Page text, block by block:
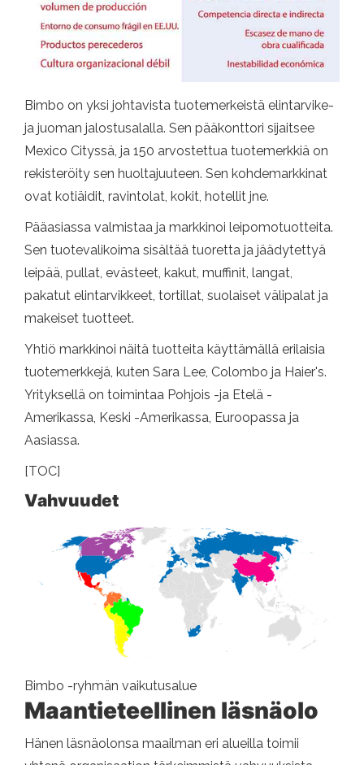
Bimbo on yksi johtavista tuotemerkeistä elintarvike-
ja juoman jalostusalalla. Sen pääkonttori sijaitsee
Mexico Cityssä, ja 150 arvostettua tuotemerkkiä on
rekisteröity sen huoltajuuteen. Sen kohdemarkkinat
ovat kotiäidit, ravintolat, kokit, hotellit jne.
Pääasiassa valmistaa ja markkinoi leipomotuotteita.
Sen tuotevalikoima sisältää tuoretta ja jäädytettyä
leipää, pullat, evästeet, kakut, muffinit, langat,
pakatut elintarvikkeet, tortillat, suolaiset välipalat ja
makeiset tuotteet.
Yhtiö markkinoi näitä tuotteita käyttämällä erilaisia ​​
tuotemerkkejä, kuten Sara Lee, Colombo ja Haier's.
Yrityksellä on toimintaa Pohjois -ja Etelä -
Amerikassa, Keski -Amerikassa, Euroopassa ja
Aasiassa.
[TOC]
Vahvuudet
Bimbo -ryhmän vaikutusalue
Maantieteellinen läsnäolo
Hänen läsnäolonsa maailman eri alueilla toimii